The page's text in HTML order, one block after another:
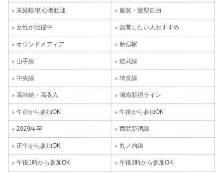
未経験/初心者歓迎 服装・髪型自由
女性が活躍中 起業したい人おすすめ
オウンドメディア 新宿駅
山手線 総武線
中央線 埼京線
高時給・高収入 湘南新宿ライン
午前から参加OK 午後から参加OK
2029年卒 西武新宿線
正午から参加OK 丸ノ内線
午後1時から参加OK 午後2時から参加OK